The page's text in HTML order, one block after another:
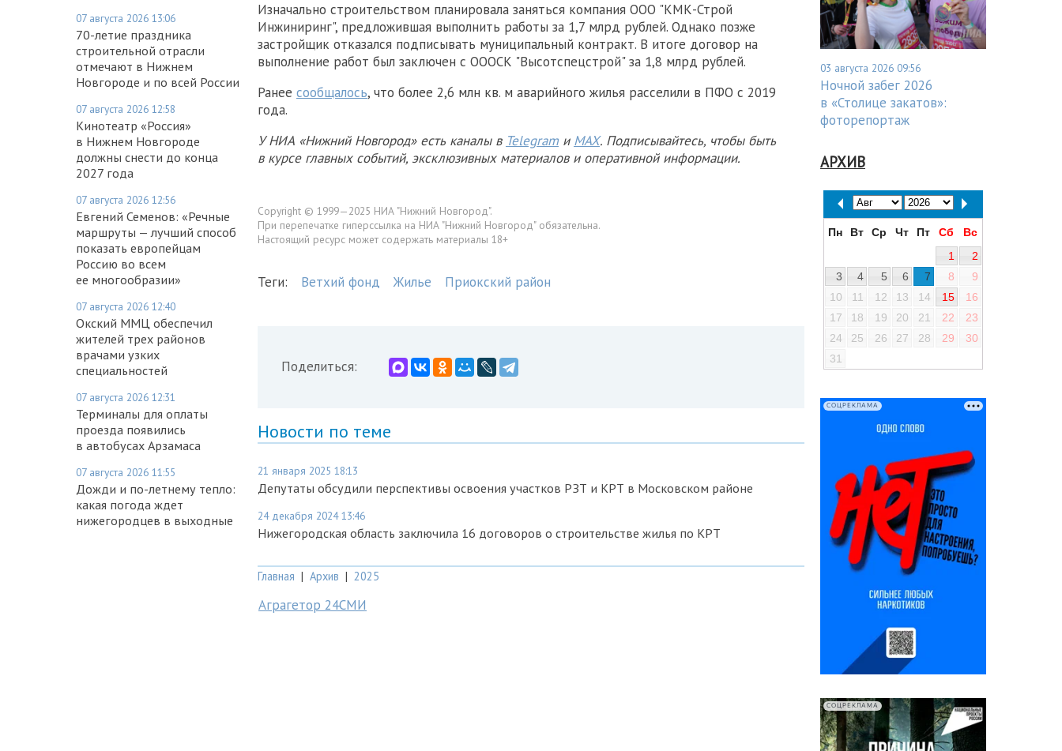
07 августа 2026 13:06
70-летие праздника
строительной отрасли
отмечают в Нижнем
Новгороде и по всей России
07 августа 2026 12:58
Кинотеатр «Россия»
в Нижнем Новгороде
должны снести до конца
2027 года
07 августа 2026 12:56
Евгений Семенов: «Речные
маршруты — лучший способ
показать европейцам
Россию во всем
ее многообразии»
07 августа 2026 12:40
Окский ММЦ обеспечил
жителей трех районов
врачами узких
специальностей
07 августа 2026 12:31
Терминалы для оплаты
проезда появились
в автобусах Арзамаса
07 августа 2026 11:55
Дожди и по-летнему тепло:
какая погода ждет
нижегородцев в выходные
Изначально строительством планировала заняться компания ООО "КМК-Строй
Инжиниринг", предложившая выполнить работы за 1,7 млрд рублей. Однако позже
застройщик отказался подписывать муниципальный контракт. В итоге договор на
выполнение работ был заключен с ОООСК "Высотспецстрой" за 1,8 млрд рублей.
Ранее сообщалось, что более 2,6 млн кв. м аварийного жилья расселили в ПФО с 2019
года.
У НИА «Нижний Новгород» есть каналы в Telegram и MAX. Подписывайтесь, чтобы быть
в курсе главных событий, эксклюзивных материалов и оперативной информации.
Copyright © 1999—2025 НИА "Нижний Новгород".
При перепечатке гиперссылка на НИА "Нижний Новгород" обязательна.
Настоящий ресурс может содержать материалы 18+
Теги: Ветхий фонд Жилье Приокский район
Поделиться:
Новости по теме
21 января 2025 18:13
Депутаты обсудили перспективы освоения участков РЗТ и КРТ в Московском районе
24 декабря 2024 13:46
Нижегородская область заключила 16 договоров о строительстве жилья по КРТ
Главная | Архив | 2025
Аграгетор 24СМИ
03 августа 2026 09:56
Ночной забег 2026
в «Столице закатов»:
фоторепортаж
АРХИВ
Пн Вт Ср Чт Пт Сб
Вс
1
2
3
4 5 6 7 8
9
10
11 12 13 14 15
16
17
18 19 20 21 22
23
24
25 26 27 28 29
30
31
СОЦРЕКЛАМА
СОЦРЕКЛАМА